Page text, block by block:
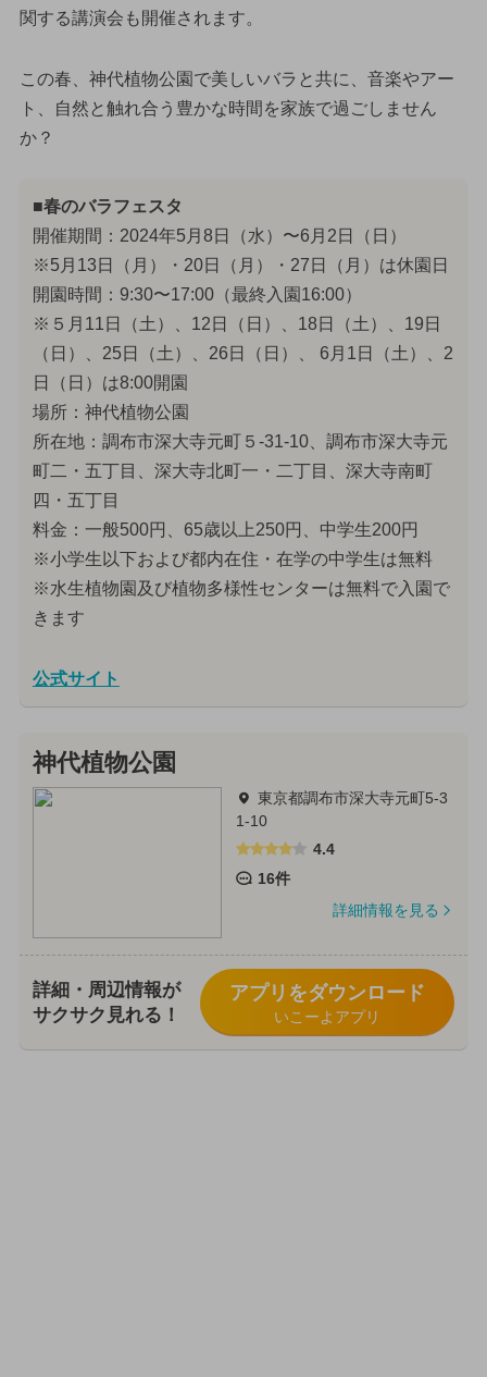
関する講演会も開催されます。
この春、神代植物公園で美しいバラと共に、音楽やアー
ト、自然と触れ合う豊かな時間を家族で過ごしません
か？
■春のバラフェスタ
開催期間：2024年5月8日（水）〜6月2日（日）
※5月13日（月）・20日（月）・27日（月）は休園日
開園時間：9:30〜17:00（最終入園16:00）
※５月11日（土）、12日（日）、18日（土）、19日
（日）、25日（土）、26日（日）、 6月1日（土）、2
日（日）は8:00開園
場所：神代植物公園
所在地：調布市深大寺元町５-31-10、調布市深大寺元
町二・五丁目、深大寺北町一・二丁目、深大寺南町
四・五丁目
料金：一般500円、65歳以上250円、中学生200円
※小学生以下および都内在住・在学の中学生は無料
※水生植物園及び植物多様性センターは無料で入園で
きます
公式サイト
神代植物公園
東京都調布市深大寺元町5-3
1-10
4.4
16件
詳細情報を見る
詳細・周辺情報が
サクサク見れる！
アプリをダウンロード
いこーよアプリ